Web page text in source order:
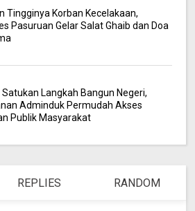
Tingginya Korban Kecelakaan,
Pasuruan Gelar Salat Ghaib dan Doa
Satukan Langkah Bangun Negeri,
Adminduk Permudah Akses
Publik Masyarakat
REPLIES RANDOM